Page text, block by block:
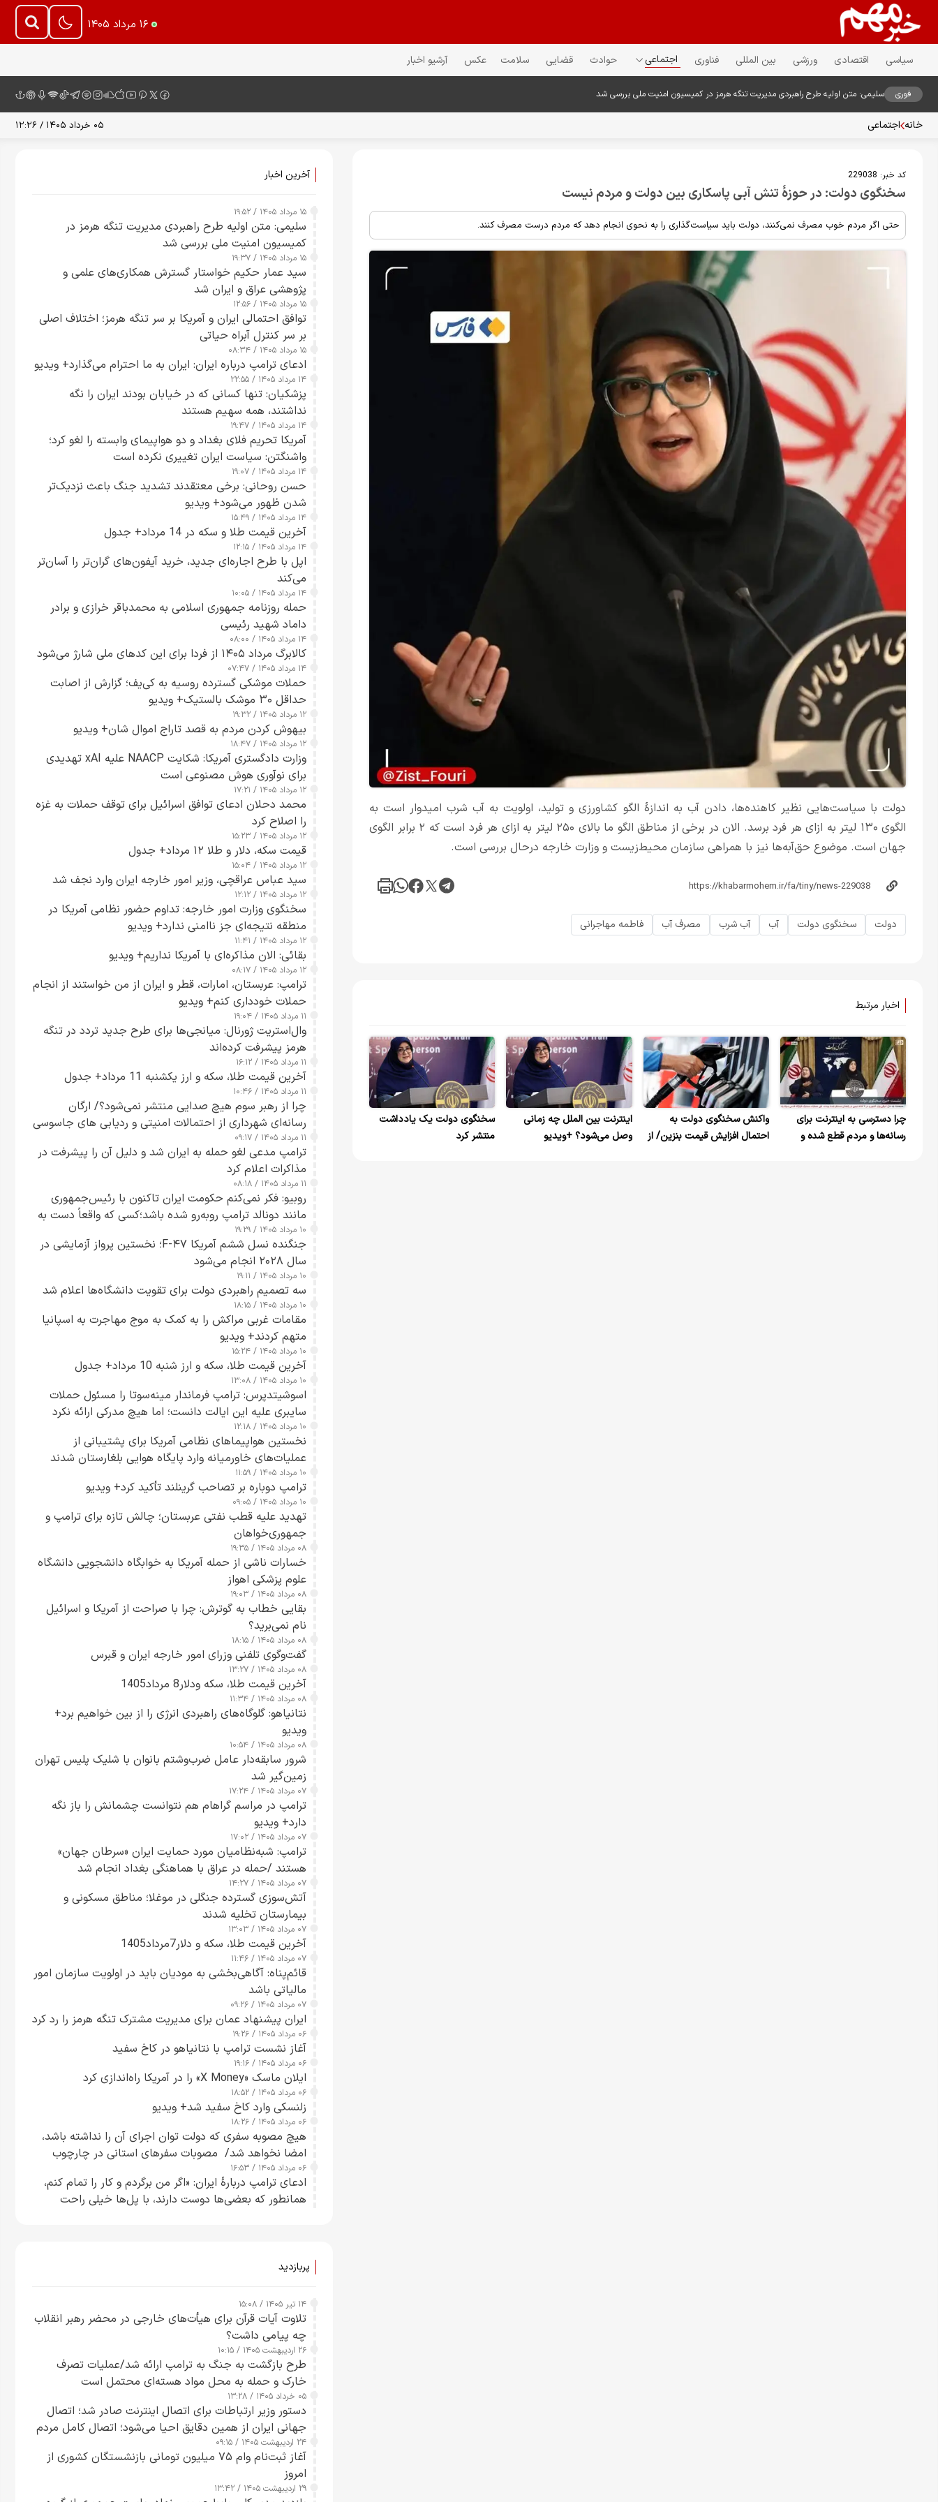
۱۶ مرداد ۱۴۰۵
سیاسی اقتصادی ورزشی بین المللی فناوری اجتماعی حوادث قضایی سلامت عکس آرشیو اخبار
فوری سلیمی: متن اولیه طرح راهبردی مدیریت تنگه هرمز در کمیسیون امنیت ملی بررسی شد
خانه اجتماعی ۰۵ خرداد ۱۴۰۵ / ۱۲:۲۶
کد خبر: 229038
سخنگوی دولت: در حوزهٔ تنش آبی پاسکاری بین دولت و مردم نیست
حتی اگر مردم خوب مصرف نمی‌کنند، دولت باید سیاست‌گذاری را به نحوی انجام دهد که مردم درست مصرف کنند.
دولت با سیاست‌هایی نظیر کاهنده‌ها، دادن آب به اندازهٔ الگو کشاورزی و تولید، اولویت به آب شرب امیدوار است به
الگوی ۱۳۰ لیتر به ازای هر فرد برسد. الان در برخی از مناطق الگو ما بالای ۲۵۰ لیتر به ازای هر فرد است که ۲ برابر الگوی
جهان است. موضوع حق‌آبه‌ها نیز با همراهی سازمان محیط‌‌زیست و وزارت خارجه درحال بررسی است‌.
دولت سخنگوی دولت آب آب شرب مصرف آب فاطمه مهاجرانی
اخبار مرتبط
چرا دسترسی به اینترنت برای
رسانه‌ها و مردم قطع شده و
واکنش سخنگوی دولت به
احتمال افزایش قیمت بنزین/ از
اینترنت بین الملل چه زمانی
وصل می‌شود؟ +ویدیو
سخنگوی دولت یک یادداشت
منتشر کرد
آخرین اخبار
۱۵ مرداد ۱۴۰۵ / ۱۹:۵۲
سلیمی: متن اولیه طرح راهبردی مدیریت تنگه هرمز در
کمیسیون امنیت ملی بررسی شد
۱۵ مرداد ۱۴۰۵ / ۱۹:۳۷
سید عمار حکیم خواستار گسترش همکاری‌های علمی و
پژوهشی عراق و ایران شد
۱۵ مرداد ۱۴۰۵ / ۱۲:۵۶
توافق احتمالی ایران و آمریکا بر سر تنگه هرمز؛ اختلاف اصلی
بر سر کنترل آبراه حیاتی
۱۵ مرداد ۱۴۰۵ / ۰۸:۳۴
ادعای ترامپ درباره ایران: ایران به ما احترام می‌گذارد+ ویدیو
۱۴ مرداد ۱۴۰۵ / ۲۲:۵۵
پزشکیان: تنها کسانی که در خیابان بودند ایران را نگه
نداشتند، همه سهیم هستند
۱۴ مرداد ۱۴۰۵ / ۱۹:۴۷
آمریکا تحریم فلای بغداد و دو هواپیمای وابسته را لغو کرد؛
واشنگتن: سیاست ایران تغییری نکرده است
۱۴ مرداد ۱۴۰۵ / ۱۹:۰۷
حسن روحانی: برخی معتقدند تشدید جنگ باعث نزدیک‌تر
شدن ظهور می‌شود+ ویدیو
۱۴ مرداد ۱۴۰۵ / ۱۵:۴۹
آخرین قیمت طلا و سکه در 14 مرداد+ جدول
۱۴ مرداد ۱۴۰۵ / ۱۲:۱۵
اپل با طرح اجاره‌ای جدید، خرید آیفون‌های گران‌تر را آسان‌تر
می‌کند
۱۴ مرداد ۱۴۰۵ / ۱۰:۰۵
حمله روزنامه جمهوری اسلامی به محمدباقر خرازی و برادر
داماد شهید رئیسی
۱۴ مرداد ۱۴۰۵ / ۰۸:۰۰
کالابرگ مرداد ۱۴۰۵ از فردا برای این کدهای ملی شارژ می‌شود
۱۴ مرداد ۱۴۰۵ / ۰۷:۴۷
حملات موشکی گسترده روسیه به کی‌یف؛ گزارش از اصابت
حداقل ۳۰ موشک بالستیک+ ویدیو
۱۲ مرداد ۱۴۰۵ / ۱۹:۳۲
بیهوش کردن مردم به قصد تاراج اموال شان+ ویدیو
۱۲ مرداد ۱۴۰۵ / ۱۸:۴۷
وزارت دادگستری آمریکا: شکایت NAACP علیه xAI تهدیدی
برای نوآوری هوش مصنوعی است
۱۲ مرداد ۱۴۰۵ / ۱۷:۲۱
محمد دحلان ادعای توافق اسرائیل برای توقف حملات به غزه
را اصلاح کرد
۱۲ مرداد ۱۴۰۵ / ۱۵:۲۳
قیمت سکه، دلار و طلا ۱۲ مرداد+ جدول
۱۲ مرداد ۱۴۰۵ / ۱۵:۰۴
سید عباس عراقچی، وزیر امور خارجه ایران وارد نجف شد
۱۲ مرداد ۱۴۰۵ / ۱۲:۱۲
سخنگوی وزارت امور خارجه: تداوم حضور نظامی آمریکا در
منطقه نتیجه‌ای جز ناامنی ندارد+ ویدیو
۱۲ مرداد ۱۴۰۵ / ۱۱:۴۱
بقائی: الان مذاکره‌ای با آمریکا نداریم+ ویدیو
۱۲ مرداد ۱۴۰۵ / ۰۸:۱۷
ترامپ: عربستان، امارات، قطر و ایران از من خواستند از انجام
حملات خودداری کنم+ ویدیو
۱۱ مرداد ۱۴۰۵ / ۱۹:۰۴
وال‌استریت ژورنال: میانجی‌ها برای طرح جدید تردد در تنگه
هرمز پیشرفت کرده‌اند
۱۱ مرداد ۱۴۰۵ / ۱۶:۱۲
آخرین قیمت طلا، سکه و ارز یکشنبه 11 مرداد+ جدول
۱۱ مرداد ۱۴۰۵ / ۱۰:۴۶
چرا از رهبر سوم هیچ صدایی منتشر نمی‌شود؟/ ارگان
رسانه‌ای شهرداری از احتمالات امنیتی و ردیابی های جاسوسی
گفت
۱۱ مرداد ۱۴۰۵ / ۰۹:۱۷
ترامپ مدعی لغو حمله به ایران شد و دلیل آن را پیشرفت در
مذاکرات اعلام کرد
۱۱ مرداد ۱۴۰۵ / ۰۸:۱۸
روبیو: فکر نمی‌کنم حکومت ایران تاکنون با رئیس‌جمهوری
مانند دونالد ترامپ روبه‌رو شده باشد؛کسی که واقعاً دست به
اقدام می‌زند
۱۰ مرداد ۱۴۰۵ / ۱۹:۲۹
جنگنده نسل ششم آمریکا F-۴۷؛ نخستین پرواز آزمایشی در
سال ۲۰۲۸ انجام می‌شود
۱۰ مرداد ۱۴۰۵ / ۱۹:۱۱
سه تصمیم راهبردی دولت برای تقویت دانشگاه‌ها اعلام شد
۱۰ مرداد ۱۴۰۵ / ۱۸:۱۵
مقامات غربی مراکش را به کمک به موج مهاجرت به اسپانیا
متهم کردند+ ویدیو
۱۰ مرداد ۱۴۰۵ / ۱۵:۲۴
آخرین قیمت طلا، سکه و ارز شنبه 10 مرداد+ جدول
۱۰ مرداد ۱۴۰۵ / ۱۳:۰۸
اسوشیتدپرس: ترامپ فرماندار مینه‌سوتا را مسئول حملات
سایبری علیه این ایالت دانست؛ اما هیچ مدرکی ارائه نکرد
۱۰ مرداد ۱۴۰۵ / ۱۲:۱۸
نخستین هواپیماهای نظامی آمریکا برای پشتیبانی از
عملیات‌های خاورمیانه وارد پایگاه هوایی بلغارستان شدند
۱۰ مرداد ۱۴۰۵ / ۱۱:۵۹
ترامپ دوباره بر تصاحب گرینلند تأکید کرد+ ویدیو
۱۰ مرداد ۱۴۰۵ / ۰۹:۰۵
تهدید علیه قطب نفتی عربستان؛ چالش تازه برای ترامپ و
جمهوری‌خواهان
۰۸ مرداد ۱۴۰۵ / ۱۹:۳۵
خسارات ناشی از حمله آمریکا به خوابگاه دانشجویی دانشگاه
علوم پزشکی اهواز
۰۸ مرداد ۱۴۰۵ / ۱۹:۰۳
بقایی خطاب به گوترش: چرا با صراحت از آمریکا و اسرائیل
نام نمی‌برید؟
۰۸ مرداد ۱۴۰۵ / ۱۸:۱۵
گفت‌وگوی تلفنی وزرای امور خارجه ایران و قبرس
۰۸ مرداد ۱۴۰۵ / ۱۳:۲۷
آخرین قیمت طلا، سکه ودلار8 مرداد1405
۰۸ مرداد ۱۴۰۵ / ۱۱:۳۴
نتانیاهو: گلوگاه‌های راهبردی انرژی را از بین خواهیم برد+
ویدیو
۰۸ مرداد ۱۴۰۵ / ۱۰:۵۴
شرور سابقه‌دار عامل ضرب‌وشتم بانوان با شلیک پلیس تهران
زمین‌گیر شد
۰۷ مرداد ۱۴۰۵ / ۱۷:۲۴
ترامپ در مراسم گراهام هم نتوانست چشمانش را باز نگه
دارد+ ویدیو
۰۷ مرداد ۱۴۰۵ / ۱۷:۰۲
ترامپ: شبه‌نظامیان مورد حمایت ایران «سرطان جهان»
هستند /حمله در عراق با هماهنگی بغداد انجام شد
۰۷ مرداد ۱۴۰۵ / ۱۴:۲۷
آتش‌سوزی گسترده جنگلی در موغلا؛ مناطق مسکونی و
بیمارستان تخلیه شدند
۰۷ مرداد ۱۴۰۵ / ۱۳:۰۳
آخرین قیمت طلا، سکه و دلار7مرداد1405
۰۷ مرداد ۱۴۰۵ / ۱۱:۴۶
قائم‌پناه: آگاهی‌بخشی به مودیان باید در اولویت سازمان امور
مالیاتی باشد
۰۷ مرداد ۱۴۰۵ / ۰۹:۲۶
ایران پیشنهاد عمان برای مدیریت مشترک تنگه هرمز را رد کرد
۰۶ مرداد ۱۴۰۵ / ۱۹:۲۶
آغاز نشست ترامپ با نتانیاهو در کاخ سفید
۰۶ مرداد ۱۴۰۵ / ۱۹:۱۶
ایلان ماسک «X Money» را در آمریکا راه‌اندازی کرد
۰۶ مرداد ۱۴۰۵ / ۱۸:۵۲
زلنسکی وارد کاخ سفید شد+ ویدیو
۰۶ مرداد ۱۴۰۵ / ۱۸:۲۶
هیچ مصوبه سفری که دولت توان اجرای آن را نداشته باشد،
امضا نخواهد شد/ مصوبات سفرهای استانی در چارچوب
قانون بودجه است+ عکس
۰۶ مرداد ۱۴۰۵ / ۱۶:۵۳
ادعای ترامپ دربارهٔ ایران: «اگر من برگردم و کار را تمام کنم،
همانطور که بعضی‌ها دوست دارند، با پل‌ها خیلی راحت
پربازدید
۱۴ تیر ۱۴۰۵ / ۱۵:۰۸
تلاوت آیات قرآن برای هیأت‌های خارجی در محضر رهبر انقلاب
چه پیامی داشت؟
۲۶ اردیبهشت ۱۴۰۵ / ۱۰:۱۵
طرح‌ بازگشت به جنگ به ترامپ ارائه شد/عملیات تصرف
خارک و حمله به محل مواد هسته‌ای محتمل است
۰۵ خرداد ۱۴۰۵ / ۱۳:۲۸
دستور وزیر ارتباطات برای اتصال اینترنت صادر شد؛ اتصال
جهانی ایران از همین دقایق احیا می‌شود؛ اتصال کامل مردم
تا ۲۴ ساعت آینده
۲۴ اردیبهشت ۱۴۰۵ / ۰۹:۱۵
آغاز ثبت‌نام وام ۷۵ میلیون تومانی بازنشستگان کشوری از
امروز
۲۹ اردیبهشت ۱۴۰۵ / ۱۳:۴۲